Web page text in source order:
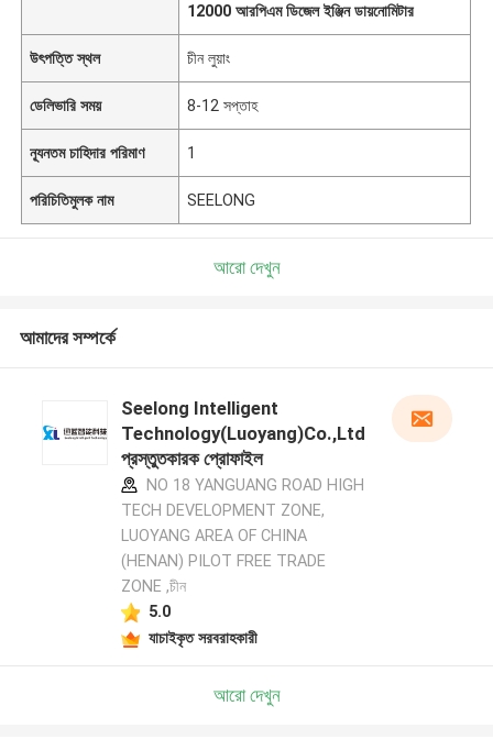
12000 আরপিএম ডিজেল ইঞ্জিন ডায়নোমিটার
উৎপত্তি স্থল চীন লুয়াং
ডেলিভারি সময় 8-12 সপ্তাহ
ন্যূনতম চাহিদার পরিমাণ 1
পরিচিতিমুলক নাম SEELONG
আরো দেখুন
আমাদের সম্পর্কে
Seelong Intelligent
Technology(Luoyang)Co.,Ltd
প্রস্তুতকারক প্রোফাইল
NO 18 YANGUANG ROAD HIGH
TECH DEVELOPMENT ZONE,
LUOYANG AREA OF CHINA
(HENAN) PILOT FREE TRADE
ZONE ,চীন
5.0
যাচাইকৃত সরবরাহকারী
আরো দেখুন